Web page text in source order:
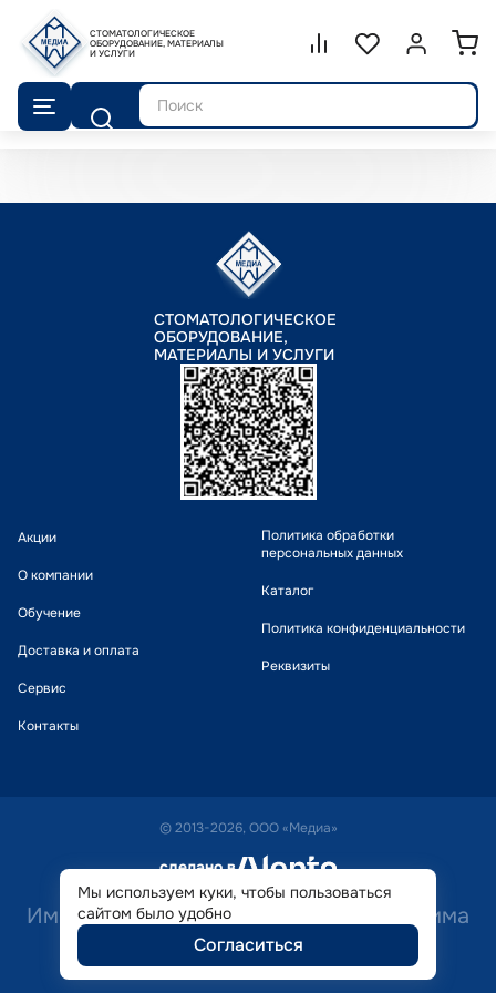
СТОМАТОЛОГИЧЕСКОЕ
ОБОРУДОВАНИЕ, МАТЕРИАЛЫ
И УСЛУГИ
Сравнение.
СписокВойти или
Поиск
СТОМАТОЛОГИЧЕСКОЕ
ОБОРУДОВАНИЕ,
МАТЕРИАЛЫ И УСЛУГИ
Акции
О компании
Обучение
Доставка и оплата
Сервис
Контакты
Политика обработки
персональных данных
Каталог
Политика конфиденциальности
Реквизиты
© 2013-2026, ООО «Медиа»
сделано в alente
Имеются противопоказания. Необходима
консультация специалиста.
Мы используем куки, чтобы пользоваться
сайтом было удобно
Согласиться